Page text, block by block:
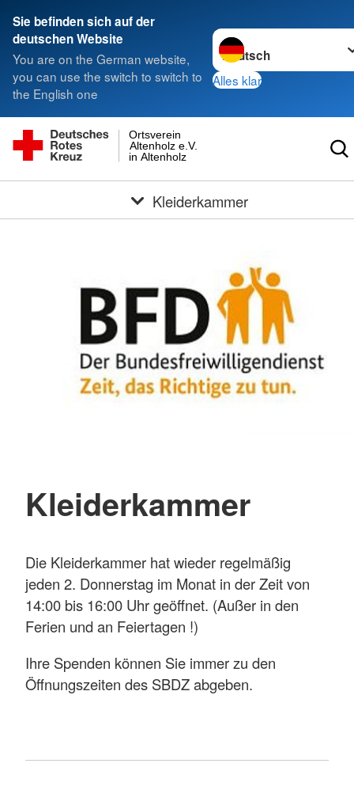
Sie befinden sich auf der
deutschen Website
You are on the German website,
you can use the switch to switch to
the English one
Sprache wechseln zu
Alles klar
in Altenholz
Altenholz e.V.
Ortsverein
Kleiderkammer
Kleiderkammer
Die Kleiderkammer hat wieder regelmäßig
jeden 2. Donnerstag im Monat in der Zeit von
14:00 bis 16:00 Uhr geöffnet. (Außer in den
Ferien und an Feiertagen !)
Ihre Spenden können Sie immer zu den
Öffnungszeiten des SBDZ abgeben.